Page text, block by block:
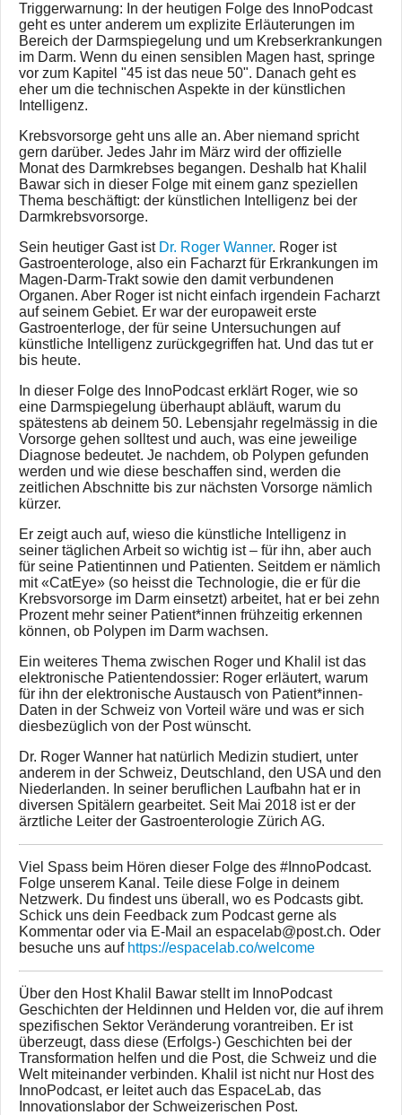
Triggerwarnung: In der heutigen Folge des InnoPodcast
geht es unter anderem um explizite Erläuterungen im
Bereich der Darmspiegelung und um Krebserkrankungen
im Darm. Wenn du einen sensiblen Magen hast, springe
vor zum Kapitel "45 ist das neue 50". Danach geht es
eher um die technischen Aspekte in der künstlichen
Intelligenz.
Krebsvorsorge geht uns alle an. Aber niemand spricht
gern darüber. Jedes Jahr im März wird der offizielle
Monat des Darmkrebses begangen. Deshalb hat Khalil
Bawar sich in dieser Folge mit einem ganz speziellen
Thema beschäftigt: der künstlichen Intelligenz bei der
Darmkrebsvorsorge.
Sein heutiger Gast ist Dr. Roger Wanner. Roger ist
Gastroenterologe, also ein Facharzt für Erkrankungen im
Magen-Darm-Trakt sowie den damit verbundenen
Organen. Aber Roger ist nicht einfach irgendein Facharzt
auf seinem Gebiet. Er war der europaweit erste
Gastroenterloge, der für seine Untersuchungen auf
künstliche Intelligenz zurückgegriffen hat. Und das tut er
bis heute.
In dieser Folge des InnoPodcast erklärt Roger, wie so
eine Darmspiegelung überhaupt abläuft, warum du
spätestens ab deinem 50. Lebensjahr regelmässig in die
Vorsorge gehen solltest und auch, was eine jeweilige
Diagnose bedeutet. Je nachdem, ob Polypen gefunden
werden und wie diese beschaffen sind, werden die
zeitlichen Abschnitte bis zur nächsten Vorsorge nämlich
kürzer.
Er zeigt auch auf, wieso die künstliche Intelligenz in
seiner täglichen Arbeit so wichtig ist – für ihn, aber auch
für seine Patientinnen und Patienten. Seitdem er nämlich
mit «CatEye» (so heisst die Technologie, die er für die
Krebsvorsorge im Darm einsetzt) arbeitet, hat er bei zehn
Prozent mehr seiner Patient*innen frühzeitig erkennen
können, ob Polypen im Darm wachsen.
Ein weiteres Thema zwischen Roger und Khalil ist das
elektronische Patientendossier: Roger erläutert, warum
für ihn der elektronische Austausch von Patient*innen-
Daten in der Schweiz von Vorteil wäre und was er sich
diesbezüglich von der Post wünscht.
Dr. Roger Wanner hat natürlich Medizin studiert, unter
anderem in der Schweiz, Deutschland, den USA und den
Niederlanden. In seiner beruflichen Laufbahn hat er in
diversen Spitälern gearbeitet. Seit Mai 2018 ist er der
ärztliche Leiter der Gastroenterologie Zürich AG.
Viel Spass beim Hören dieser Folge des #InnoPodcast.
Folge unserem Kanal. Teile diese Folge in deinem
Netzwerk. Du findest uns überall, wo es Podcasts gibt.
Schick uns dein Feedback zum Podcast gerne als
Kommentar oder via E-Mail an espacelab@post.ch. Oder
besuche uns auf https://espacelab.co/welcome
Über den Host Khalil Bawar stellt im InnoPodcast
Geschichten der Heldinnen und Helden vor, die auf ihrem
spezifischen Sektor Veränderung vorantreiben. Er ist
überzeugt, dass diese (Erfolgs-) Geschichten bei der
Transformation helfen und die Post, die Schweiz und die
Welt miteinander verbinden. Khalil ist nicht nur Host des
InnoPodcast, er leitet auch das EspaceLab, das
Innovationslabor der Schweizerischen Post.